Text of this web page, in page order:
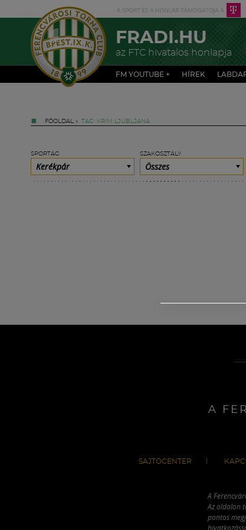
FRADI.HU
az FTC hivatalos honlapja
FM YOUTUBE + HÍREK
FŐOLDAL » TAG: KRIM LJUBLJANA
SPORTÁG
Kerékpár
SZAKOSZTÁLY
Összes
A
SAJTÓCENTER
A
Az oldalon
pontos